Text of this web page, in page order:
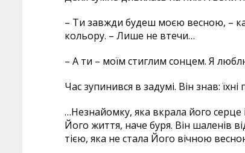
– Ти завжди будеш моєю весною, –
кольору. – Лише не втечи…
– А ти – моїм стиглим сонцем. Я
Час зупинився в задумі. Він знав:
…Незнайомку, яка вкрала його серце
Його життя, наче буря. Він шаленів
тією, яка не стала Його вічною